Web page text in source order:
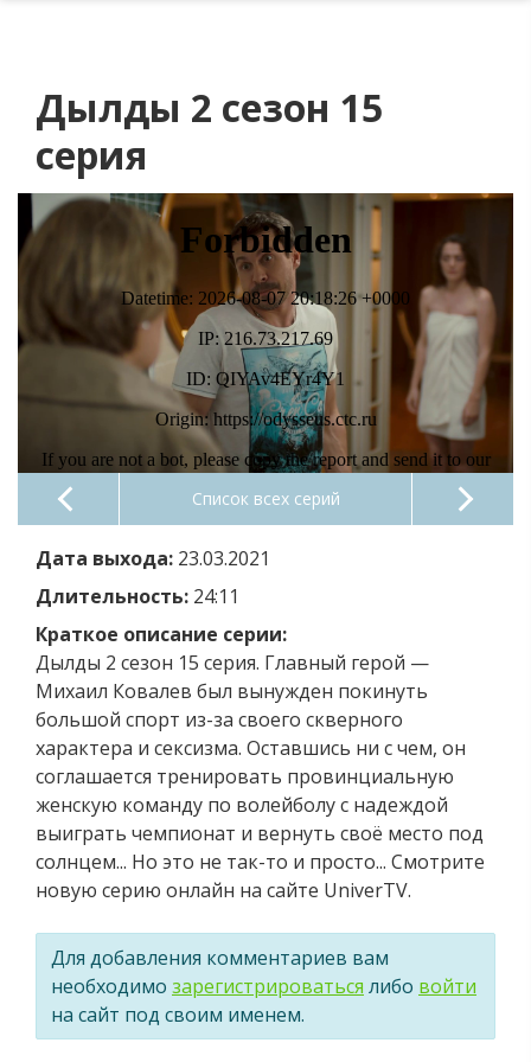
Дылды 2 сезон 15
серия
Список всех серий
Дата выхода: 23.03.2021
Длительность: 24:11
Краткое описание серии:
Дылды 2 сезон 15 серия. Главный герой —
Михаил Ковалев был вынужден покинуть
большой спорт из-за своего скверного
характера и сексизма. Оставшись ни с чем, он
соглашается тренировать провинциальную
женскую команду по волейболу с надеждой
выиграть чемпионат и вернуть своё место под
солнцем... Но это не так-то и просто... Смотрите
новую серию онлайн на сайте UniverTV.
Для добавления комментариев вам
необходимо зарегистрироваться либо войти
на сайт под своим именем.